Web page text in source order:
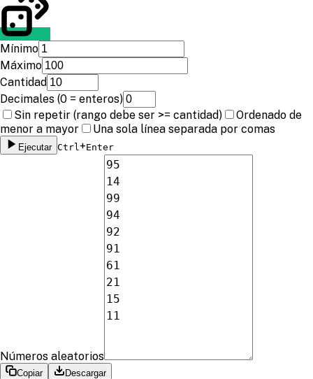
Mínimo
Máximo
Cantidad
Decimales (0 = enteros)
Sin repetir (rango debe ser >= cantidad)
Ordenado de
menor a mayor
Una sola línea separada por comas
Ejecutar Ctrl +Enter
Números aleatorios
Copiar Descargar